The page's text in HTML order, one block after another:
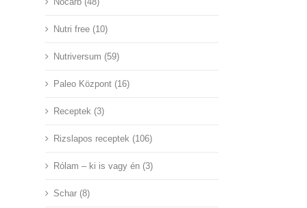
Nutri free (10)
Nutriversum (59)
Paleo Központ (16)
Receptek (3)
Rizslapos receptek (106)
Rólam – ki is vagy én (3)
Schar (8)